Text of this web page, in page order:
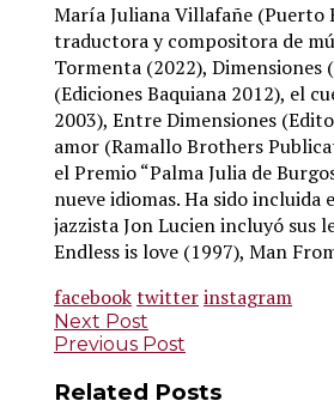
María Juliana Villafañe (Puerto
traductora y compositora de
Tormenta (2022), Dimensiones
(Ediciones Baquiana 2012), el
2003), Entre Dimensiones
amor (Ramallo Brothers
el Premio “Palma Julia de
nueve idiomas. Ha sido
jazzista Jon Lucien incluyó sus
Endless is love (1997), Man
facebooktwitterinstagram
Post
navigation
Next Post
Previous Post
Related Posts